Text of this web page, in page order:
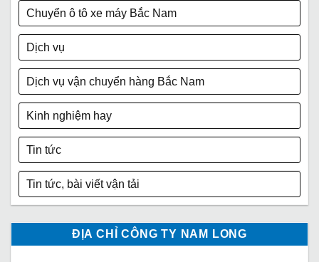
Chuyển ô tô xe máy Bắc Nam
Dịch vụ
Dịch vụ vận chuyển hàng Bắc Nam
Kinh nghiệm hay
Tin tức
Tin tức, bài viết vận tải
ĐỊA CHỈ CÔNG TY NAM LONG